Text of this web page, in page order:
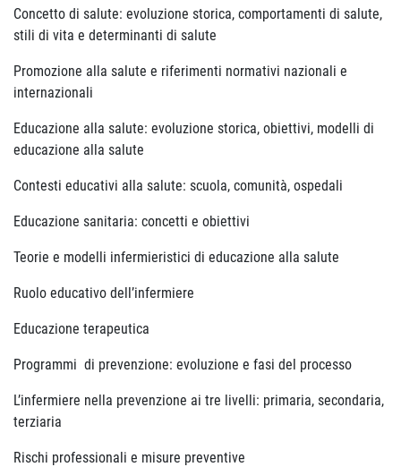
Concetto di salute: evoluzione storica, comportamenti di salute,
stili di vita e determinanti di salute
Promozione alla salute e riferimenti normativi nazionali e
internazionali
Educazione alla salute: evoluzione storica, obiettivi, modelli di
educazione alla salute
Contesti educativi alla salute: scuola, comunità, ospedali
Educazione sanitaria: concetti e obiettivi
Teorie e modelli infermieristici di educazione alla salute
Ruolo educativo dell’infermiere
Educazione terapeutica
Programmi di prevenzione: evoluzione e fasi del processo
L’infermiere nella prevenzione ai tre livelli: primaria, secondaria,
terziaria
Rischi professionali e misure preventive